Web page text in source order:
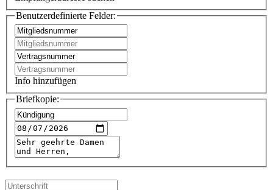
Benutzerdefinierte Felder:
Info hinzufügen
Briefkopie: